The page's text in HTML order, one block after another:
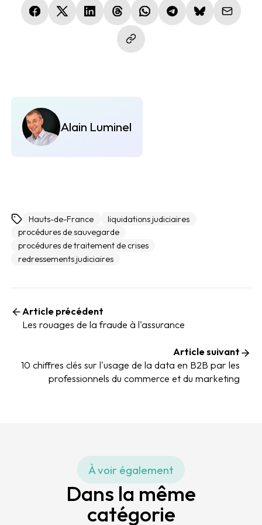
(nouvelle fenêtre)
(nouvelle fenêtre)
(nouvelle fenêtre)
(nouvelle fenêtre)
(nouvelle fenêtre)
(nouvelle fenêtre)
(nouvelle
Alain Luminel
Hauts-de-France
liquidations judiciaires
procédures de sauvegarde
procédures de traitement de crises
redressements judiciaires
Article précédent
Les rouages de la fraude à l'assurance
Article suivant
10 chiffres clés sur l'usage de la data en B2B par les
professionnels du commerce et du marketing
À voir également
Dans la même
catégorie